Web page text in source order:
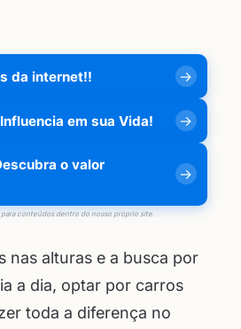
da internet!!
em sua Vida!
o valor
conteúdos dentro do nosso próprio site.
nas alturas e a busca por
a dia, optar por carros
toda a diferença no